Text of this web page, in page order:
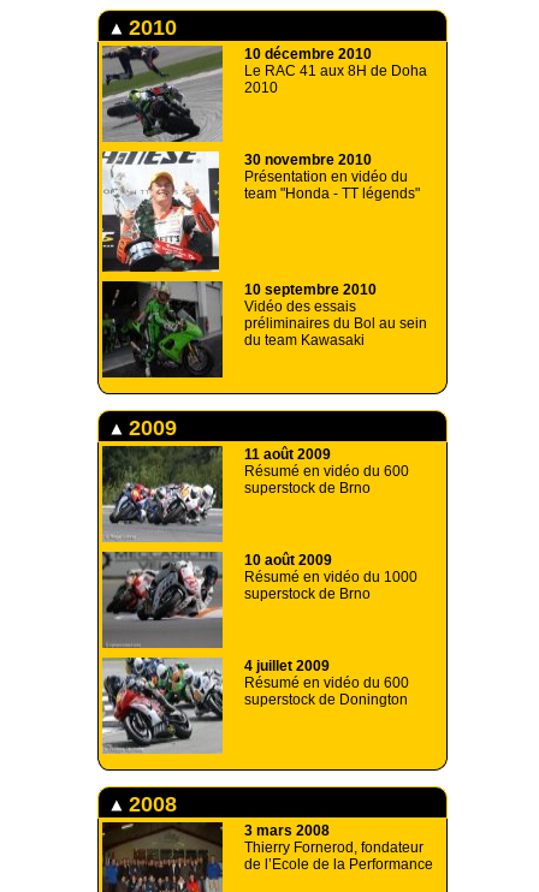
2010
10 décembre 2010
Le RAC 41 aux 8H de Doha
2010
30 novembre 2010
Présentation en vidéo du
team "Honda - TT légends"
10 septembre 2010
Vidéo des essais
préliminaires du Bol au sein
du team Kawasaki
2009
11 août 2009
Résumé en vidéo du 600
superstock de Brno
10 août 2009
Résumé en vidéo du 1000
superstock de Brno
4 juillet 2009
Résumé en vidéo du 600
superstock de Donington
2008
3 mars 2008
Thierry Fornerod, fondateur
de l’Ecole de la Performance